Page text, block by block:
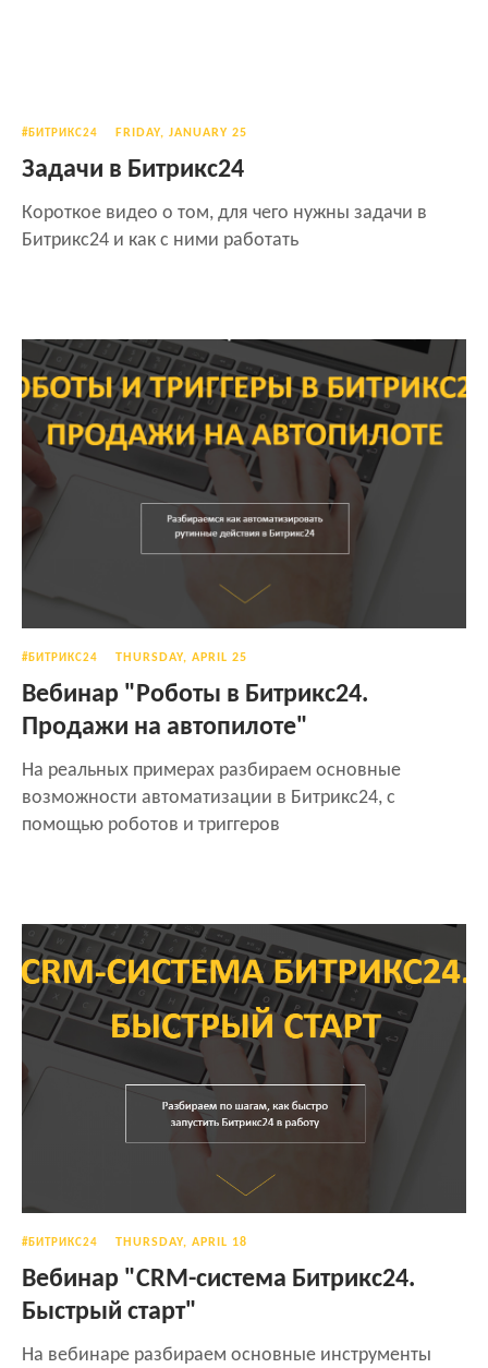
#БИТРИКС24 FRIDAY, JANUARY 25
Задачи в Битрикс24
Короткое видео о том, для чего нужны задачи в
Битрикс24 и как с ними работать
#БИТРИКС24 THURSDAY, APRIL 25
Вебинар "Роботы в Битрикс24.
Продажи на автопилоте"
На реальных примерах разбираем основные
возможности автоматизации в Битрикс24, с
помощью роботов и триггеров
#БИТРИКС24 THURSDAY, APRIL 18
Вебинар "CRM-система Битрикс24.
Быстрый старт"
На вебинаре разбираем основные инструменты